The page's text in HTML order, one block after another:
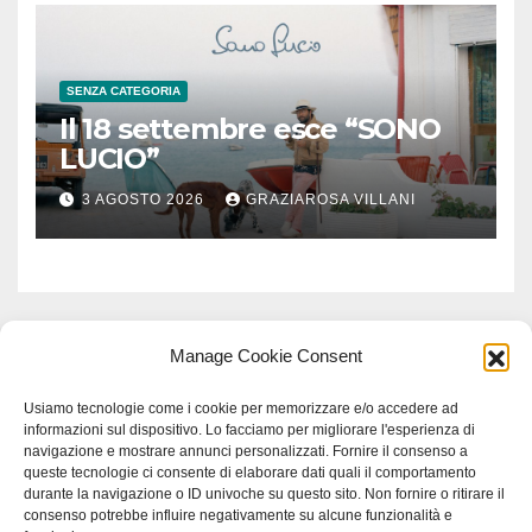
Manage Cookie Consent
Usiamo tecnologie come i cookie per memorizzare e/o accedere ad
informazioni sul dispositivo. Lo facciamo per migliorare l'esperienza di
navigazione e mostrare annunci personalizzati. Fornire il consenso a
queste tecnologie ci consente di elaborare dati quali il comportamento
durante la navigazione o ID univoche su questo sito. Non fornire o ritirare il
consenso potrebbe influire negativamente su alcune funzionalità e
SENZA CATEGORIA
Il 18 settembre esce “SONO
LUCIO”
3 AGOSTO 2026 GRAZIAROSA VILLANI